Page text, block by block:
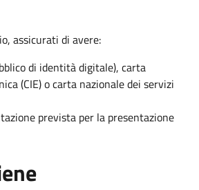
assicurati di avere:
di identità digitale), carta
(CIE) o carta nazionale dei servizi
prevista per la presentazione